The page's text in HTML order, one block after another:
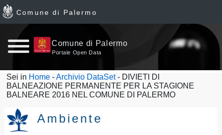
Home
News
Archivio
Comune di Palermo
Comune di Palermo
Portale Open Data
Sei in Home -Archivio DataSet- DIVIETI DI
BALNEAZIONE PERMANENTE PER LA STAGIONE
BALNEARE 2016 NEL COMUNE DI PALERMO
Ambiente